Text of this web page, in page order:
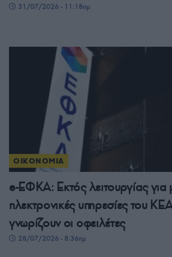
31/07/2026 - 11:18πμ
ΟΙΚΟΝΟΜΙΑ
e-ΕΦΚΑ: Εκτός λειτουργίας
ηλεκτρονικές υπηρεσίες του
γνωρίζουν οι οφειλέτες
28/07/2026 - 8:36πμ